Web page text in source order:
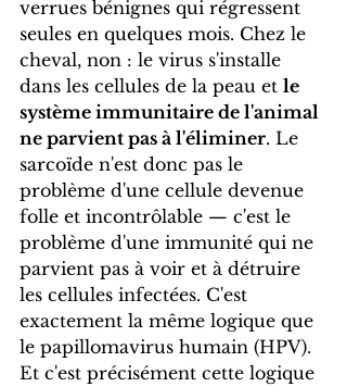
verrues bénignes qui régressent
seules en quelques mois. Chez le
cheval, non : le virus s'installe
dans les cellules de la peau et le
système immunitaire de l'animal
ne parvient pas à l'éliminer. Le
sarcoïde n'est donc pas le
problème d'une cellule devenue
folle et incontrôlable — c'est le
problème d'une immunité qui ne
parvient pas à voir et à détruire
les cellules infectées. C'est
exactement la même logique que
le papillomavirus humain (HPV).
Et c'est précisément cette logique